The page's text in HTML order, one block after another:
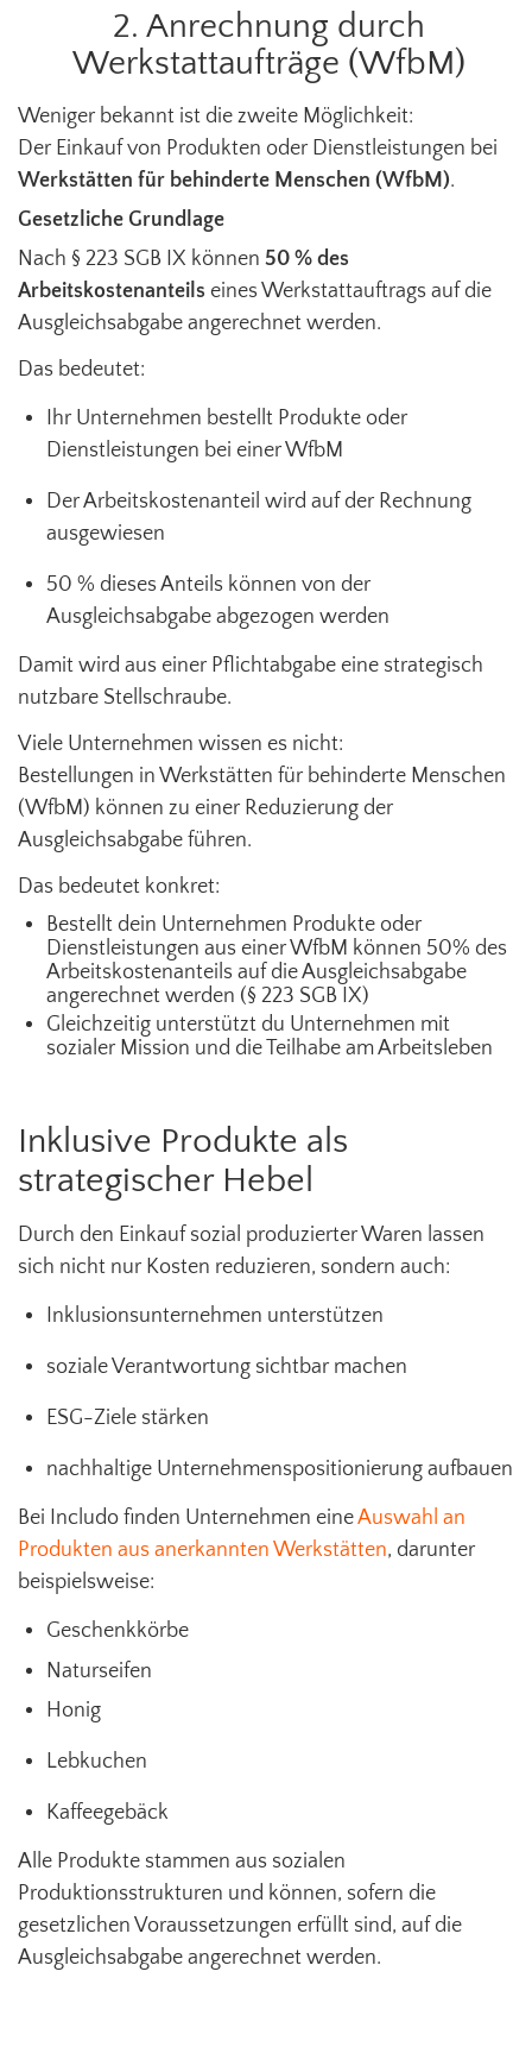
2. Anrechnung durch
Werkstattaufträge (WfbM)
Weniger bekannt ist die zweite Möglichkeit:
Der Einkauf von Produkten oder Dienstleistungen bei
Werkstätten für behinderte Menschen (WfbM).
Gesetzliche Grundlage
Nach § 223 SGB IX können 50 % des
Arbeitskostenanteils eines Werkstattauftrags auf die
Ausgleichsabgabe angerechnet werden.
Das bedeutet:
Ihr Unternehmen bestellt Produkte oder
Dienstleistungen bei einer WfbM
Der Arbeitskostenanteil wird auf der Rechnung
ausgewiesen
50 % dieses Anteils können von der
Ausgleichsabgabe abgezogen werden
Damit wird aus einer Pflichtabgabe eine strategisch
nutzbare Stellschraube.
Viele Unternehmen wissen es nicht:
Bestellungen in Werkstätten für behinderte Menschen
(WfbM) können zu einer Reduzierung der
Ausgleichsabgabe führen.
Das bedeutet konkret:
Bestellt dein Unternehmen Produkte oder
Dienstleistungen aus einer WfbM können 50% des
Arbeitskostenanteils auf die Ausgleichsabgabe
angerechnet werden (§ 223 SGB IX)
Gleichzeitig unterstützt du Unternehmen mit
sozialer Mission und die Teilhabe am Arbeitsleben
Inklusive Produkte als
strategischer Hebel
Durch den Einkauf sozial produzierter Waren lassen
sich nicht nur Kosten reduzieren, sondern auch:
Inklusionsunternehmen unterstützen
soziale Verantwortung sichtbar machen
ESG-Ziele stärken
nachhaltige Unternehmenspositionierung aufbauen
Bei Includo finden Unternehmen eineAuswahl an
Produkten aus anerkannten Werkstätten, darunter
beispielsweise:
Geschenkkörbe
Naturseifen
Honig
Lebkuchen
Kaffeegebäck
Alle Produkte stammen aus sozialen
Produktionsstrukturen und können, sofern die
gesetzlichen Voraussetzungen erfüllt sind, auf die
Ausgleichsabgabe angerechnet werden.